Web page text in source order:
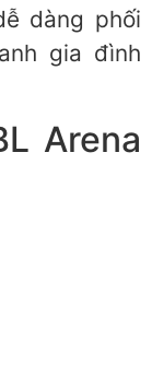
dàng phối
gia đình
Arena